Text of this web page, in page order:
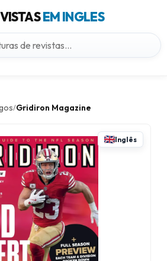
EM INGLES
/Gridiron Magazine
Inglês